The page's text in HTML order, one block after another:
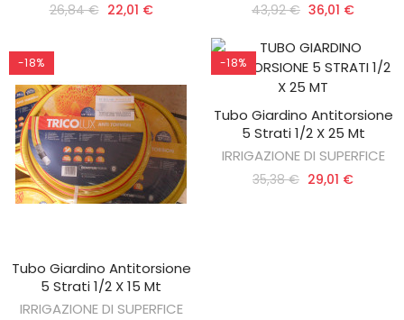
26,84 € 22,01 € 43,92 € 36,01 €
-18%
AGGIUNGI AL CARRELLO
Tubo Giardino Antitorsione
5 Strati 1/2 X 15 Mt
IRRIGAZIONE DI SUPERFICE
-18%
AGGIUNGI AL CARRELLO
Tubo Giardino Antitorsione
5 Strati 1/2 X 25 Mt
IRRIGAZIONE DI SUPERFICE
35,38 € 29,01 €